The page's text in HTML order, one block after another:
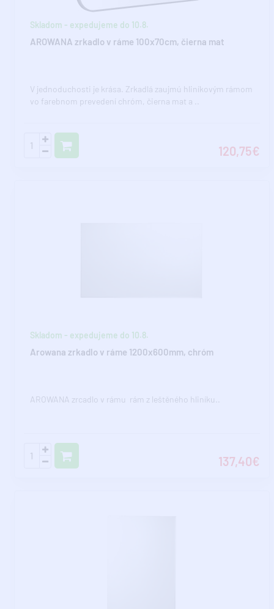
Skladom - expedujeme do 10.8.
AROWANA zrkadlo v ráme 100x70cm, čierna mat
V jednoduchosti je krása. Zrkadlá zaujmú hliníkovým rámom
vo farebnom prevedení chróm, čierna mat a ..
120,75€
Skladom - expedujeme do 10.8.
Arowana zrkadlo v ráme 1200x600mm, chróm
AROWANA zrcadlo v rámu rám z leštěného hliníku..
137,40€